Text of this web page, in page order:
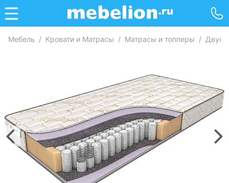
Мебель / Кровати и Матрасы / Матрасы и топперы /